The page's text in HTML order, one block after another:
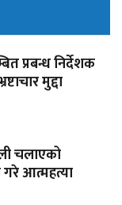
प्रबन्ध निर्देशक
मुद्दा
चलाएको
आत्महत्या